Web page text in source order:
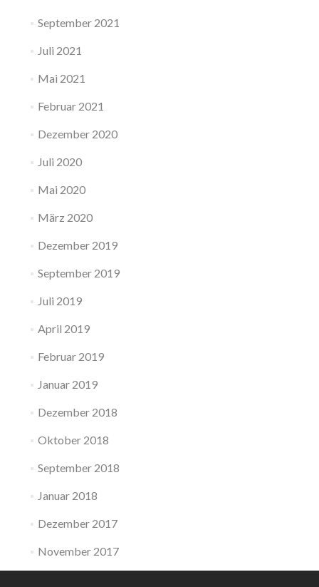
September 2021
Juli 2021
Mai 2021
Februar 2021
Dezember 2020
Juli 2020
Mai 2020
März 2020
Dezember 2019
September 2019
Juli 2019
April 2019
Februar 2019
Januar 2019
Dezember 2018
Oktober 2018
September 2018
Januar 2018
Dezember 2017
November 2017